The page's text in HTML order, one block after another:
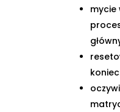
mycie